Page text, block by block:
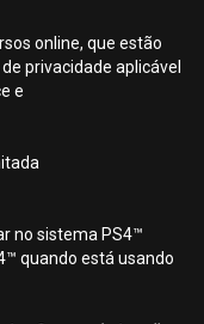
online, que estão
privacidade aplicável
e
no sistema PS4™
quando está usando